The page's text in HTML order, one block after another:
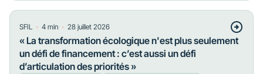
SFIL ・ 4 min ・ 28 juillet 2026
« La transformation écologique n'est plus seulement
un défi de financement : c’est aussi un défi
d’articulation des priorités »